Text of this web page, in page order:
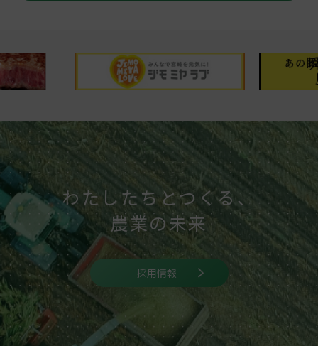
わたしたちとつくる、
農業の未来
採用情報